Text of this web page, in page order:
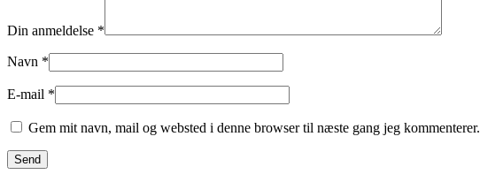
Din anmeldelse *
Navn *
E-mail *
Gem mit navn, mail og websted i denne browser til næste gang jeg kommenterer.